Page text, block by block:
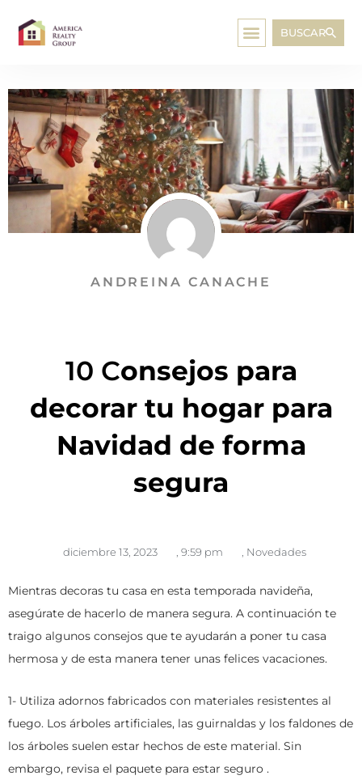
BUSCAR
ANDREINA CANACHE
10 Consejos para
decorar tu hogar para
Navidad de forma
segura
diciembre 13, 2023 , 9:59 pm , Novedades
Mientras decoras tu casa en esta temporada navideña,
asegúrate de hacerlo de manera segura. A continuación te
traigo algunos consejos que te ayudarán a poner tu casa
hermosa y de esta manera tener unas felices vacaciones.
1- Utiliza adornos fabricados con materiales resistentes al
fuego. Los árboles artificiales, las guirnaldas y los faldones de
los árboles suelen estar hechos de este material. Sin
embargo, revisa el paquete para estar seguro .